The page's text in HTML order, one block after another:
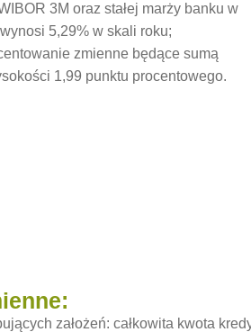
3M oraz stałej marży banku w
5,29% w skali roku;
zmienne będące sumą
1,99 punktu procentowego.
założeń: całkowita kwota